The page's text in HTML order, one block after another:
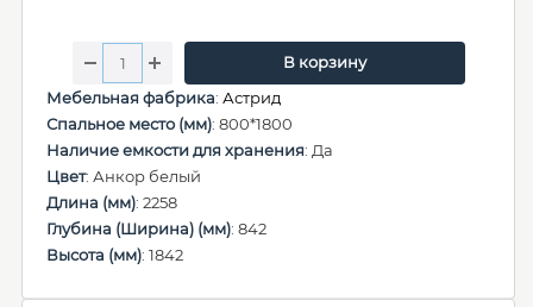
В корзину
Мебельная фабрика: Астрид
Спальное место (мм): 800*1800
Наличие емкости для хранения: Да
Цвет: Анкор белый
Длина (мм): 2258
Глубина (Ширина) (мм): 842
Высота (мм): 1842